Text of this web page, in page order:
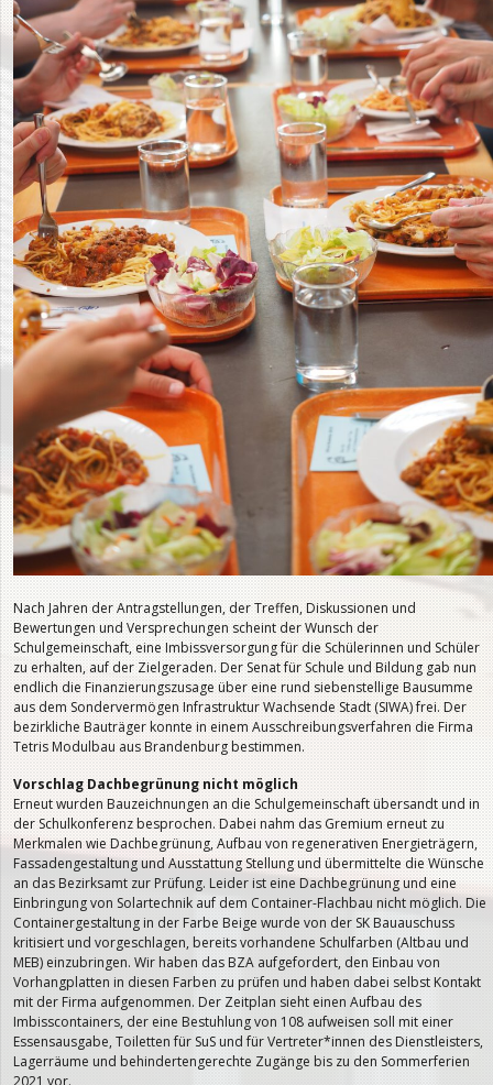
Nach Jahren der Antragstellungen, der Treffen, Diskussionen und
Bewertungen und Versprechungen scheint der Wunsch der
Schulgemeinschaft, eine Imbissversorgung für die Schülerinnen und Schüler
zu erhalten, auf der Zielgeraden. Der Senat für Schule und Bildung gab nun
endlich die Finanzierungszusage über eine rund siebenstellige Bausumme
aus dem Sondervermögen Infrastruktur Wachsende Stadt (SIWA) frei. Der
bezirkliche Bauträger konnte in einem Ausschreibungsverfahren die Firma
Tetris Modulbau aus Brandenburg bestimmen.
Vorschlag Dachbegrünung nicht möglich
Erneut wurden Bauzeichnungen an die Schulgemeinschaft übersandt und in
der Schulkonferenz besprochen. Dabei nahm das Gremium erneut zu
Merkmalen wie Dachbegrünung, Aufbau von regenerativen Energieträgern,
Fassadengestaltung und Ausstattung Stellung und übermittelte die Wünsche
an das Bezirksamt zur Prüfung. Leider ist eine Dachbegrünung und eine
Einbringung von Solartechnik auf dem Container-Flachbau nicht möglich. Die
Containergestaltung in der Farbe Beige wurde von der SK Bauauschuss
kritisiert und vorgeschlagen, bereits vorhandene Schulfarben (Altbau und
MEB) einzubringen. Wir haben das BZA aufgefordert, den Einbau von
Vorhangplatten in diesen Farben zu prüfen und haben dabei selbst Kontakt
mit der Firma aufgenommen. Der Zeitplan sieht einen Aufbau des
Imbisscontainers, der eine Bestuhlung von 108 aufweisen soll mit einer
Essensausgabe, Toiletten für SuS und für Vertreter*innen des Dienstleisters,
Lagerräume und behindertengerechte Zugänge bis zu den Sommerferien